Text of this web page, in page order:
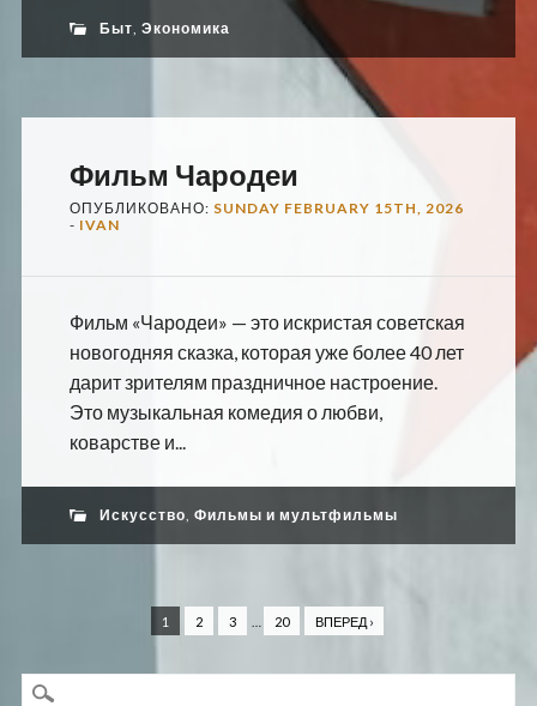
Быт, Экономика
Фильм Чародеи
ОПУБЛИКОВАНО: SUNDAY FEBRUARY 15TH, 2026
- IVAN
Фильм «Чародеи» — это искристая советская
новогодняя сказка, которая уже более 40 лет
дарит зрителям праздничное настроение.
Это музыкальная комедия о любви,
коварстве и...
Искусство, Фильмы и мультфильмы
1 2 3 20 ВПЕРЕД ›